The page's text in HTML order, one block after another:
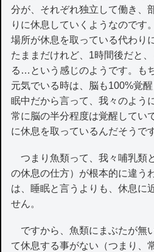
分が、それぞれ独立して働き、
りに休息していくようなのです
場所が休息を取っている代わり
たままだけれど、1時間後だと
る…という感じのようです。も
元気でいる時は、脳も100%覚
眠中だから言って、我々のよう
常に脳の半分程度は覚醒してい
に休息を取っているんだそうで
つまり魚類って、我々哺乳類
の休息の仕方）が根本的に違う
は、睡眠と言うよりも、休息に
せん。
ですから、魚類にまぶたが無
て休息する事がない（つまり、